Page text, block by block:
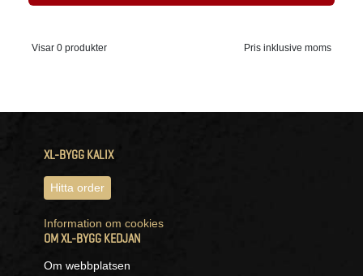
Visar 0 produkter Pris inklusive moms
XL-BYGG KALIX
Hitta order
Information om cookies
OM XL-BYGG KEDJAN
Om webbplatsen